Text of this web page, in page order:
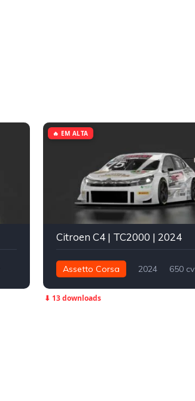
Citroen C4 | TC2000 | 2024
Assetto Corsa 2024
650 cv
TC2000
Track
🔥 EM ALTA
⬇ 13 downloads